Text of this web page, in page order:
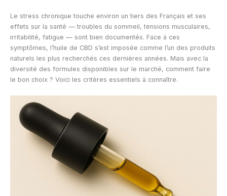
Le stress chronique touche environ un tiers des Français et ses
effets sur la santé — troubles du sommeil, tensions musculaires,
irritabilité, fatigue — sont bien documentés. Face à ces
symptômes, l’huile de CBD s’est imposée comme l’un des produits
naturels les plus recherchés ces dernières années. Mais avec la
diversité des formules disponibles sur le marché, comment faire
le bon choix ? Voici les critères essentiels à connaître.